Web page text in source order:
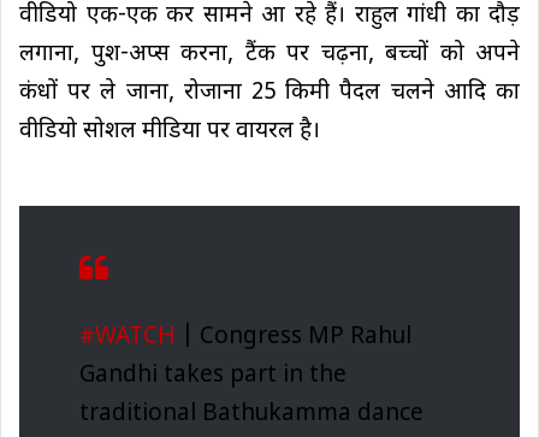
वीडियो एक-एक कर सामने आ रहे हैं। राहुल गांधी का दौड़
लगाना, पुश-अप्स करना, टैंक पर चढ़ना, बच्चों को अपने
कंधों पर ले जाना, रोजाना 25 किमी पैदल चलने आदि का
वीडियो सोशल मीडिया पर वायरल है।
#WATCH | Congress MP Rahul
Gandhi takes part in the
traditional Bathukamma dance